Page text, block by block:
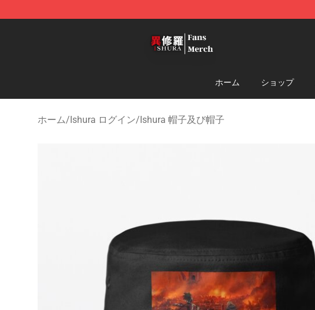
ホーム ショップ
ホーム/Ishura ログイン/Ishura 帽子及び帽子